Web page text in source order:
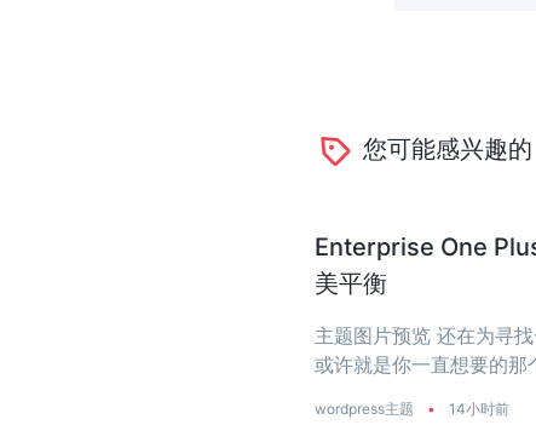
您可能感兴趣的
Enterprise One
美平衡
主题图片预览 还在为寻
或许就是你一直想要的那
wordpress主题 • 14小时前